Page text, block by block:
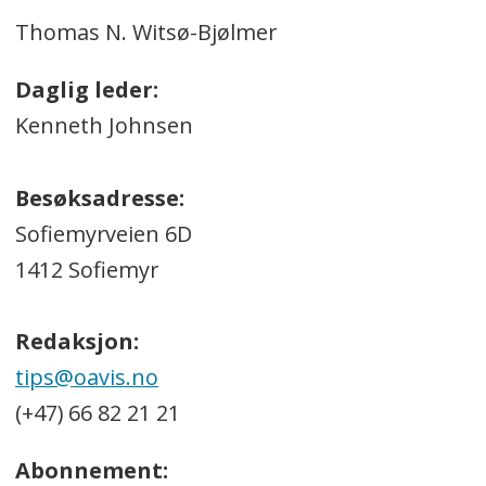
Thomas N. Witsø-Bjølmer
Daglig leder:
Kenneth Johnsen
Besøksadresse:
Sofiemyrveien 6D
1412 Sofiemyr
Redaksjon:
tips@oavis.no
(+47) 66 82 21 21
Abonnement: